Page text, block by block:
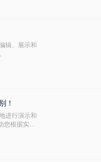
辑、展示和
！
进行演示和
您根据实际